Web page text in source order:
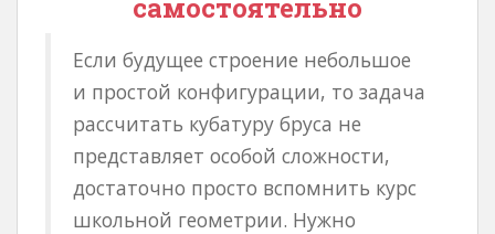
самостоятельно
Если будущее строение небольшое
и простой конфигурации, то задача
рассчитать кубатуру бруса не
представляет особой сложности,
достаточно просто вспомнить курс
школьной геометрии. Нужно